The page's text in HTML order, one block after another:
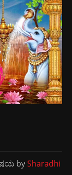
bySharadhi